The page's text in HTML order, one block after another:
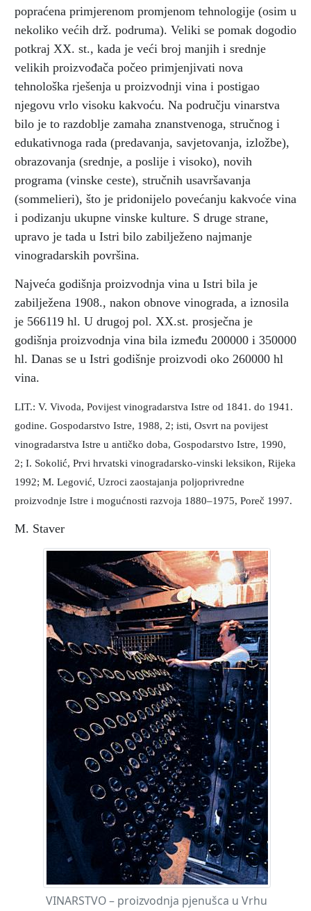
popraćena primjerenom promjenom tehnologije (osim u
nekoliko većih drž. podruma). Veliki se pomak dogodio
potkraj XX. st., kada je veći broj manjih i srednje
velikih proizvođača počeo primjenjivati nova
tehnološka rješenja u proizvodnji vina i postigao
njegovu vrlo visoku kakvoću. Na području vinarstva
bilo je to razdoblje zamaha znanstvenoga, stručnog i
edukativnoga rada (predavanja, savjetovanja, izložbe),
obrazovanja (srednje, a poslije i visoko), novih
programa (vinske ceste), stručnih usavršavanja
(sommelieri), što je pridonijelo povećanju kakvoće vina
i podizanju ukupne vinske kulture. S druge strane,
upravo je tada u Istri bilo zabilježeno najmanje
vinogradarskih površina.
Najveća godišnja proizvodnja vina u Istri bila je
zabilježena 1908., nakon obnove vinograda, a iznosila
je 566119 hl. U drugoj pol. XX.st. prosječna je
godišnja proizvodnja vina bila između 200000 i 350000
hl. Danas se u Istri godišnje proizvodi oko 260000 hl
vina.
LIT.: V. Vivoda, Povijest vinogradarstva Istre od 1841. do 1941.
godine. Gospodarstvo Istre, 1988, 2; isti, Osvrt na povijest
vinogradarstva Istre u antičko doba, Gospodarstvo Istre, 1990,
2; I. Sokolić, Prvi hrvatski vinogradarsko-vinski leksikon, Rijeka
1992; M. Legović, Uzroci zaostajanja poljoprivredne
proizvodnje Istre i mogućnosti razvoja 1880–1975, Poreč 1997.
M. Staver
VINARSTVO – proizvodnja pjenušca u Vrhu